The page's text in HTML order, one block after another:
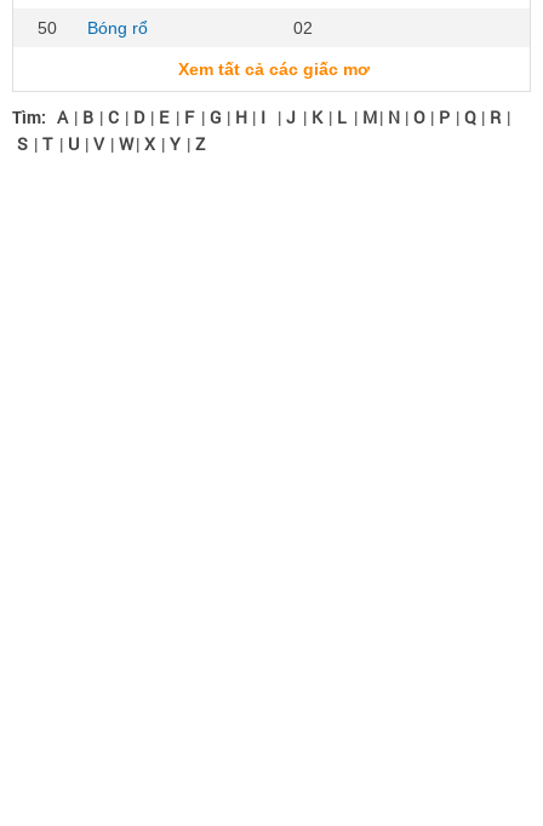
50
Bóng rổ 02
Xem tất cả các giấc mơ
Tìm: A | B | C | D | E | F | G | H | I | J | K | L | M| N | O | P | Q | R |
S | T | U | V | W| X | Y | Z